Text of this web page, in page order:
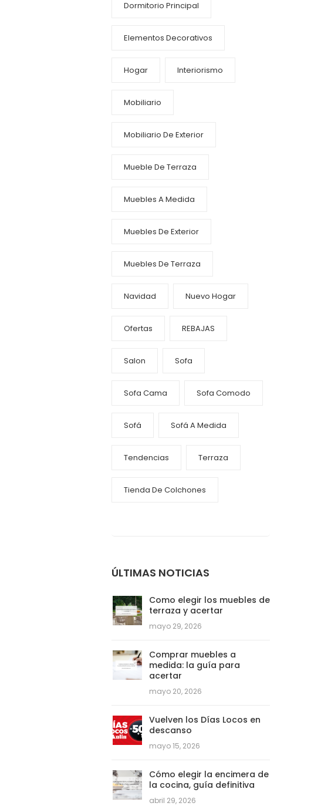
Dormitorio Principal
Elementos Decorativos
Hogar Interiorismo
Mobiliario
Mobiliario De Exterior
Mueble De Terraza
Muebles A Medida
Muebles De Exterior
Muebles De Terraza
Navidad Nuevo Hogar
Ofertas REBAJAS
Salon Sofa
Sofa Cama Sofa Comodo
Sofá Sofá A Medida
Tendencias Terraza
Tienda De Colchones
ÚLTIMAS NOTICIAS
Como elegir los muebles de
terraza y acertar
mayo 29, 2026
Comprar muebles a
medida: la guía para
acertar
mayo 20, 2026
Vuelven los Días Locos en
descanso
mayo 15, 2026
Cómo elegir la encimera de
la cocina, guía definitiva
abril 29, 2026